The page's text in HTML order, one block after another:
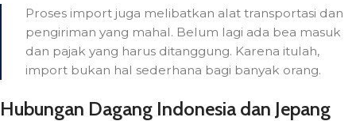
Proses import juga melibatkan alat transportasi dan
pengiriman yang mahal. Belum lagi ada bea masuk
dan pajak yang harus ditanggung. Karena itulah,
import bukan hal sederhana bagi banyak orang.
Hubungan Dagang Indonesia dan Jepang